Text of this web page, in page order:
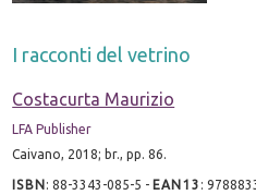
I racconti del vetrino
Costacurta Maurizio
LFA Publisher
Caivano, 2018; br., pp. 86.
ISBN:88-3343-085-5 - EAN13 :